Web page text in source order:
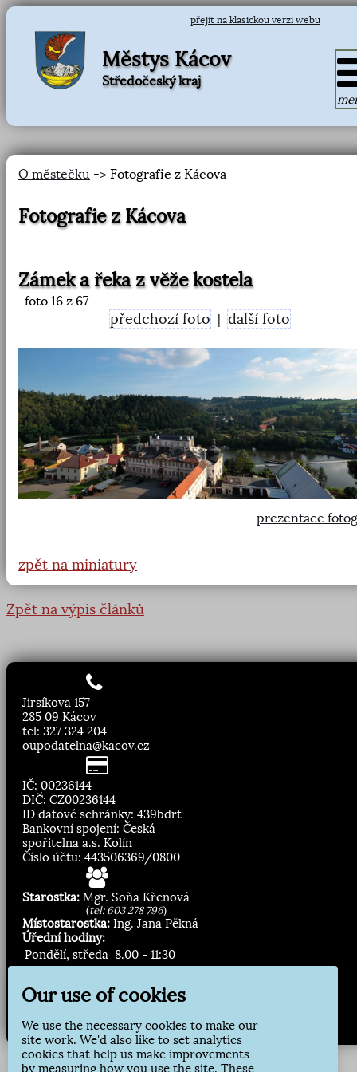
přejít na klasickou verzi webu
Městys Kácov
Středočeský kraj
O městečku -> Fotografie z Kácova
Fotografie z Kácova
Zámek a řeka z věže kostela
foto 16 z 67
předchozí foto |další foto
prezentace
zpět na miniatury
Zpět na výpis článků
Jirsíkova 157
285 09 Kácov
tel: 327 324 204
oupodatelna@kacov.cz
IČ: 00236144
DIČ: CZ00236144
ID datové schránky: 439bdrt
Bankovní spojení: Česká
spořitelna a.s. Kolín
Číslo účtu: 443506369/0800
Starostka: Mgr. Soňa Křenová
(tel: 603 278 796)
Místostarostka: Ing. Jana Pěkná
Úřední hodiny:
Pondělí, středa 8.00 - 11:30
Přihlásit odběr
Our use of cookies
We use the necessary cookies to make our
site work. We'd also like to set analytics
cookies that help us make improvements
by measuring how you use the site. These